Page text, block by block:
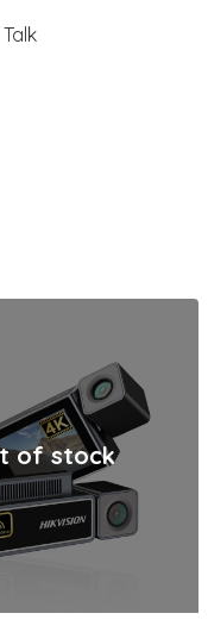
of stock